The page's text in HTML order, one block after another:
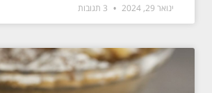
ינואר 29, 2024